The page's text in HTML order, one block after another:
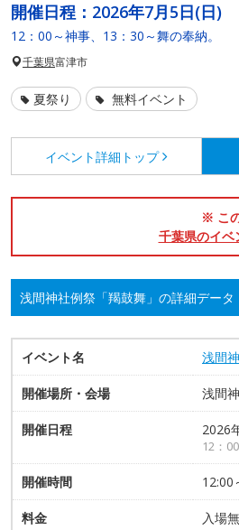
開催日程： 2026年7月5日(日)
12：00～神事、13：30～舞の奉納。
千葉県富津市
夏祭り 無料イベント
イベント詳細 トップ
※ こ
千葉県のイベ
浅間神社例祭「羯鼓舞」の詳細データ
イベント名 浅間
開催場所・会場 浅間
開催日程 2026
12：
開催時間 12:00
料金 入場